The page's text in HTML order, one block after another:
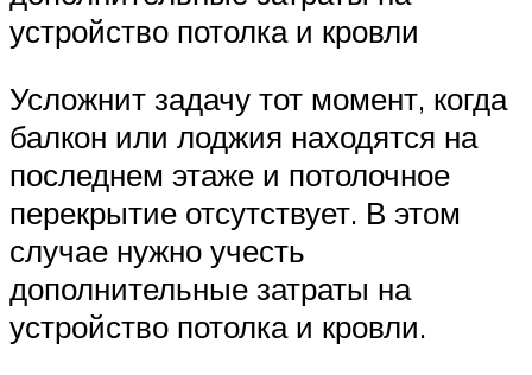
устройство потолка и кровли
Усложнит задачу тот момент, когда
балкон или лоджия находятся на
последнем этаже и потолочное
перекрытие отсутствует. В этом
случае нужно учесть
дополнительные затраты на
устройство потолка и кровли.